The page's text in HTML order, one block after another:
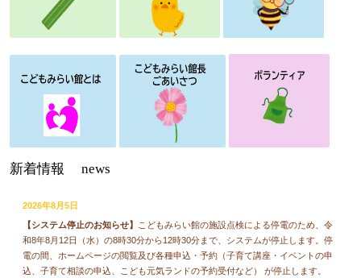
新着情報 news